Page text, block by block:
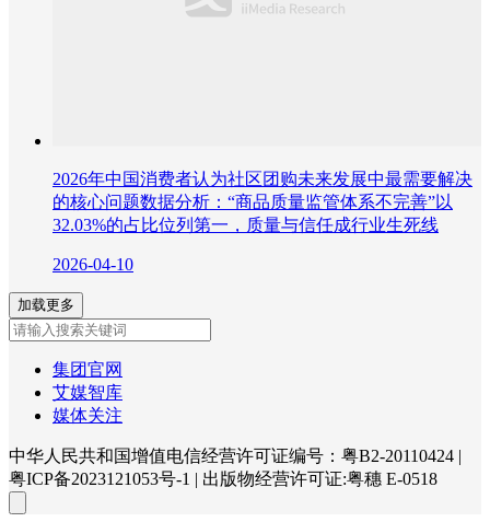
2026年中国消费者认为社区团购未来发展中最需要解决
的核心问题数据分析：“商品质量监管体系不完善”以
32.03%的占比位列第一，质量与信任成行业生死线
2026-04-10
加载更多
集团官网
艾媒智库
媒体关注
中华人民共和国增值电信经营许可证编号：粤B2-20110424 |
粤ICP备2023121053号-1 | 出版物经营许可证:粤穗 E-0518